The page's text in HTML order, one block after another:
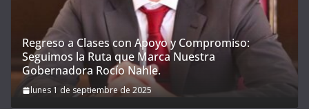
Regreso a Clases con Apoyo y Compromiso:
Seguimos la Ruta que Marca Nuestra
Gobernadora Rocío Nahle.
lunes 1 de septiembre de 2025